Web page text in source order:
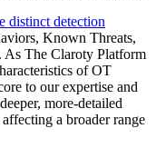
distinct detection
Known Threats,
As The Claroty Platform
of OT
to our expertise and
more-detailed
a broader range